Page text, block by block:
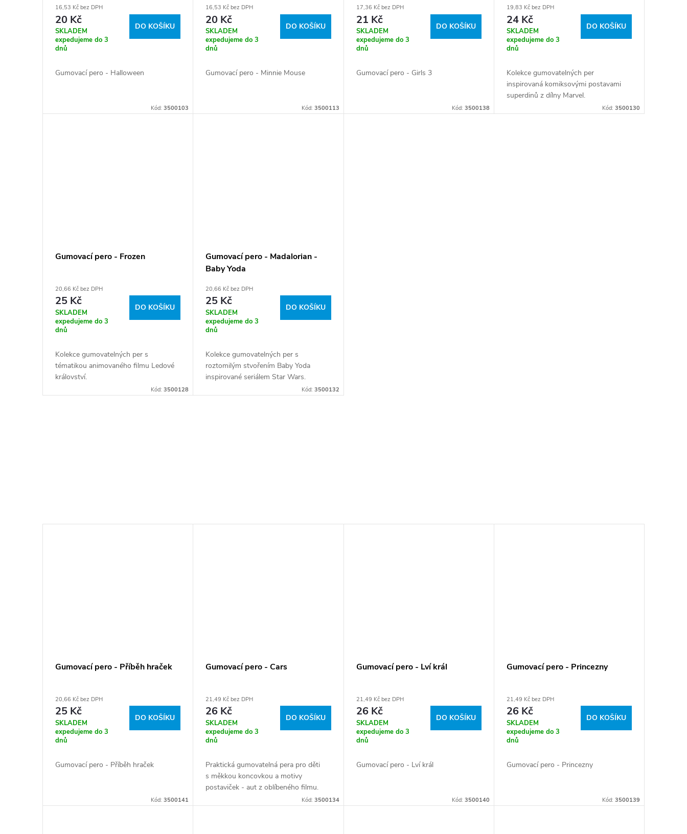
ů
16,53 Kč bez DPH
20 Kč
SKLADEM
expedujeme do 3
dnů
DO KOŠÍKU
Gumovací pero - Halloween
Kód:3500103
16,53 Kč bez DPH
20 Kč
SKLADEM
expedujeme do 3
dnů
DO KOŠÍKU
Gumovací pero - Minnie Mouse
Kód: 3500113
17,36 Kč bez DPH
21 Kč
SKLADEM
expedujeme do 3
dnů
DO KOŠÍKU
Gumovací pero - Girls 3
Kód: 3500138
19,83 Kč bez DPH
24 Kč
SKLADEM
expedujeme do 3
dnů
DO KOŠÍKU
Kolekce gumovatelných per
inspirovaná komiksovými postavami
superdinů z dílny Marvel.
Kód: 3500130
Gumovací pero - Frozen
20,66 Kč bez DPH
25 Kč
SKLADEM
expedujeme do 3
dnů
DO KOŠÍKU
Kolekce gumovatelných per s
tématikou animovaného filmu Ledové
království.
Kód:3500128
Gumovací pero - Madalorian -
Baby Yoda
20,66 Kč bez DPH
25 Kč
SKLADEM
expedujeme do 3
dnů
DO KOŠÍKU
Kolekce gumovatelných per s
roztomilým stvořením Baby Yoda
inspirované seriálem Star Wars.
Kód: 3500132
Gumovací pero - Příběh hraček
20,66 Kč bez DPH
25 Kč
SKLADEM
expedujeme do 3
dnů
DO KOŠÍKU
Gumovací pero - Příběh hraček
Kód:3500141
Gumovací pero - Cars
21,49 Kč bez DPH
26 Kč
SKLADEM
expedujeme do 3
dnů
DO KOŠÍKU
Praktická gumovatelná pera pro děti
s měkkou koncovkou a motivy
postaviček - aut z oblíbeného filmu.
Kód: 3500134
Gumovací pero - Lví král
21,49 Kč bez DPH
26 Kč
SKLADEM
expedujeme do 3
dnů
DO KOŠÍKU
Gumovací pero - Lví král
Kód: 3500140
Gumovací pero - Princezny
21,49 Kč bez DPH
26 Kč
SKLADEM
expedujeme do 3
dnů
DO KOŠÍKU
Gumovací pero - Princezny
Kód: 3500139